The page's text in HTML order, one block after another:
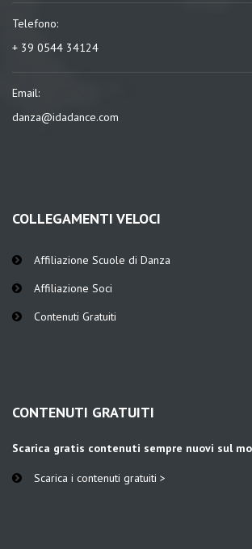
Telefono:
+ 39 0544 34124
Email:
danza@idadance.com
COLLEGAMENTI VELOCI
Affiliazione Scuole di Danza
Affiliazione Soci
Contenuti Gratuiti
CONTENUTI GRATUITI
Scarica gratis contenuti sempre nuovi sul
Scarica i contenuti gratuiti >